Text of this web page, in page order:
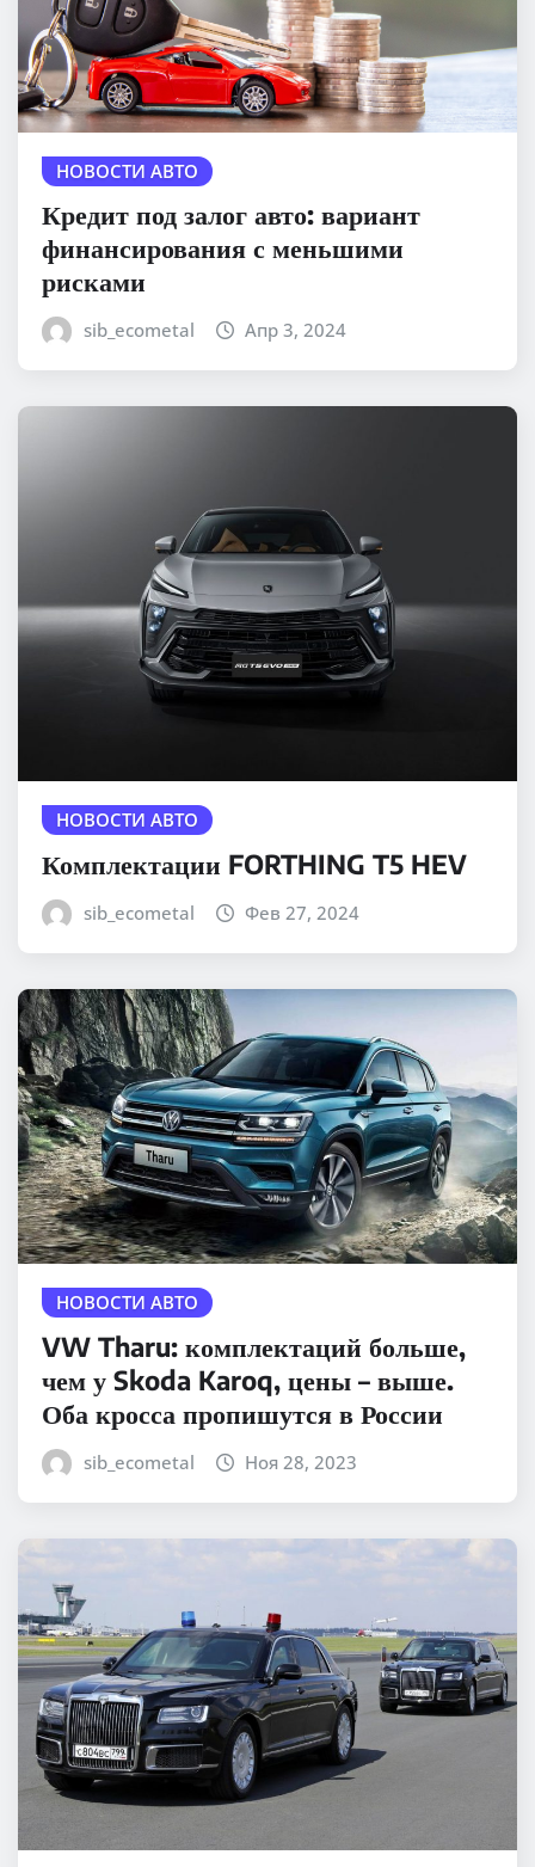
НОВОСТИ АВТО
Кредит под залог авто: вариант
финансирования с меньшими
рисками
sib_ecometal Апр 3, 2024
НОВОСТИ АВТО
Комплектации FORTHING T5 HEV
sib_ecometal Фев 27, 2024
НОВОСТИ АВТО
VW Tharu: комплектаций больше,
чем у Skoda Karoq, цены – выше.
Оба кросса пропишутся в России
sib_ecometal Ноя 28, 2023